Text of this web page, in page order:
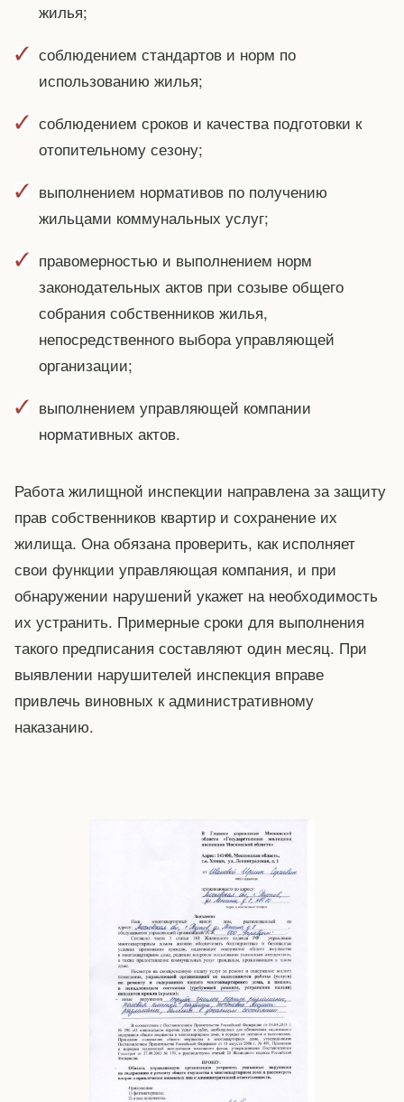
жилья;
соблюдением стандартов и норм по
использованию жилья;
соблюдением сроков и качества подготовки к
отопительному сезону;
выполнением нормативов по получению
жильцами коммунальных услуг;
правомерностью и выполнением норм
законодательных актов при созыве общего
собрания собственников жилья,
непосредственного выбора управляющей
организации;
выполнением управляющей компании
нормативных актов.
Работа жилищной инспекции направлена за защиту
прав собственников квартир и сохранение их
жилища. Она обязана проверить, как исполняет
свои функции управляющая компания, и при
обнаружении нарушений укажет на необходимость
их устранить. Примерные сроки для выполнения
такого предписания составляют один месяц. При
выявлении нарушителей инспекция вправе
привлечь виновных к административному
наказанию.